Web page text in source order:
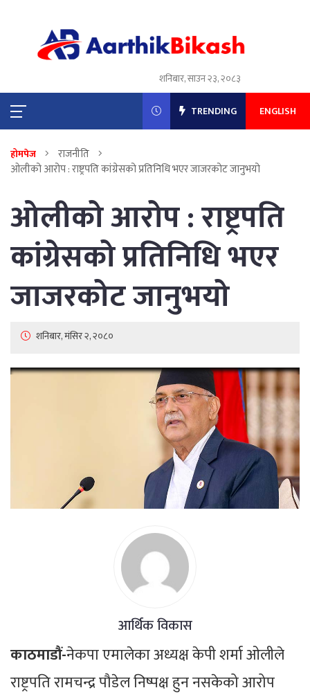
शनिबार, साउन २३, २०८३
TRENDING ENGLISH
होमपेज
राजनीति
ओलीको आरोप : राष्ट्रपति कांग्रेसको प्रतिनिधि भएर जाजरकोट जानुभयो
ओलीको आरोप : राष्ट्रपति
कांग्रेसको प्रतिनिधि भएर
जाजरकोट जानुभयो
शनिबार, मंसिर २, २०८०
आर्थिक विकास
काठमाडौं-नेकपा एमालेका अध्यक्ष केपी शर्मा ओलीले
राष्ट्रपति रामचन्द्र पौडेल निष्पक्ष हुन नसकेको आरोप